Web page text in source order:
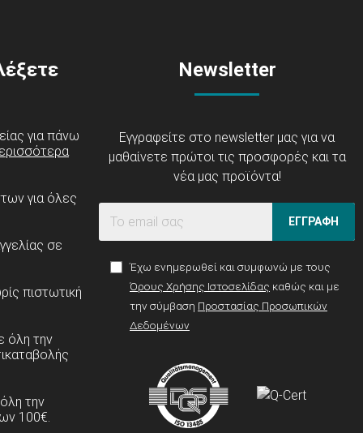
για πάνω
για όλες
σε
πιστωτική
όλη την
την
100€.
Newsletter
Εγγραφείτε στο newsletter μας για να
μαθαίνετε πρώτοι τις προσφορές και τα
νέα μας προϊόντα!
ΕΓΓΡΑΦΗ
Έχω ενημερωθεί και συμφωνώ με τους
Όρους Χρήσης Ιστοσελίδας καθώς και με
την σύμβαση Προστασίας Προσωπικών
Δεδομένων